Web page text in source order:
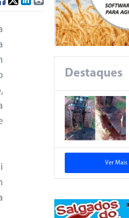
Destaques
Ver Mais